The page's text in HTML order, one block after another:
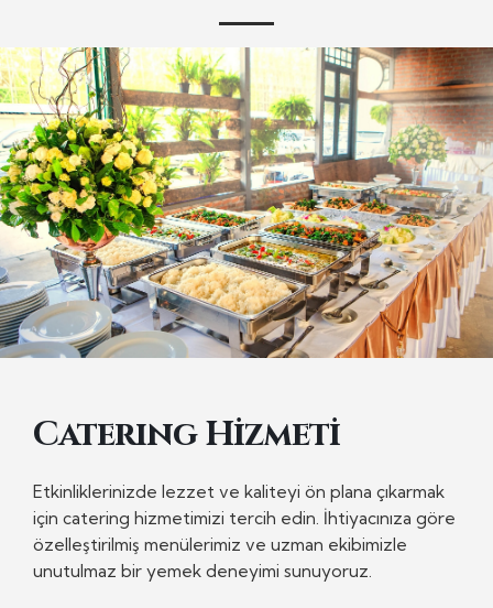
Caterıng Hizmeti
Etkinliklerinizde lezzet ve kaliteyi ön plana çıkarmak
için catering hizmetimizi tercih edin. İhtiyacınıza göre
özelleştirilmiş menülerimiz ve uzman ekibimizle
unutulmaz bir yemek deneyimi sunuyoruz.